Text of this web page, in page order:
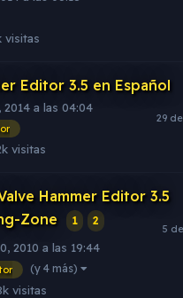
visitas
Editor 3.5 en Español
2014 a las 04:04
visitas
Hammer Editor 3.5
Zone
1 2
2010 a las 19:44
(y 4 más)
visitas